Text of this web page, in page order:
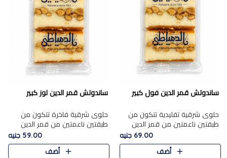
ساندوتش قمر الدين فول كبير
حلوى شرقية تقليدية تتكون من
طبقتين ناعمتين من قمر الدين
الفاخر، تتوسطهما حشوة غنية من
الفول السوداني المحمص، لتجمع
بين حلاوة المشمش الطبيعية..
69.00 جنيه
أضف
ساندوتش قمر الدين لوز كبير
حلوى شرقية فاخرة تتكون من
طبقتين ناعمتين من قمر الدين
الفاخر، تتوسطهما حشوة غنية من
اللوز المحمص لتمنح مزيجًا متوازنًا
من النعومة والقرمشة. ..
59.00 جنيه
أضف